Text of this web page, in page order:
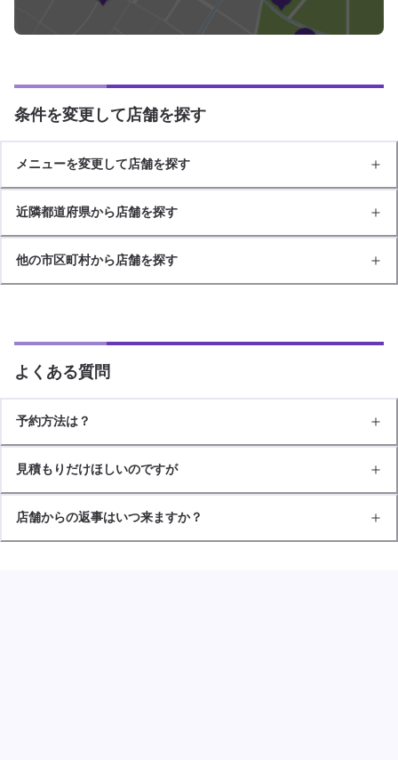
条件を変更して店舗を探す
メニューを変更して店舗を探す
近隣都道府県から店舗を探す
他の市区町村から店舗を探す
よくある質問
予約方法は？
見積もりだけほしいのですが
店舗からの返事はいつ来ますか？